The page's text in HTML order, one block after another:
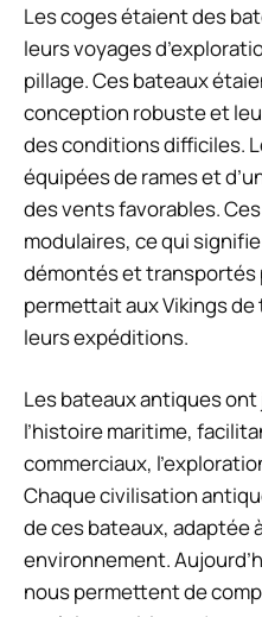
Les coges étaient des
leurs voyages
pillage. Ces bateaux
conception robuste et
des conditions difficiles.
équipées de rames et
des vents favorables.
modulaires, ce qui
démontés et transportés
permettait aux Vikings
leurs expéditions.
Les bateaux antiques
l’histoire maritime,
commerciaux,
Chaque civilisation
de ces bateaux, adaptée
environnement.
nous permettent de